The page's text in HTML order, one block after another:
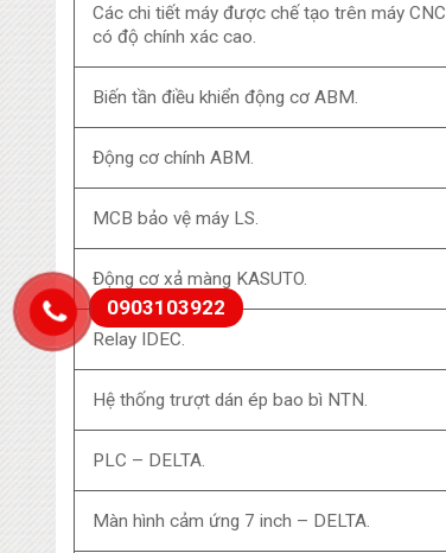
Các chi tiết máy được chế tạo trên máy CNC
có độ chính xác cao.
Biến tần điều khiển động cơ ABM.
Động cơ chính ABM.
MCB bảo vệ máy LS.
Động cơ xả màng KASUTO.
Relay IDEC.
Hệ thống trượt dán ép bao bì NTN.
PLC – DELTA.
Màn hình cảm ứng 7 inch – DELTA.
0903103922